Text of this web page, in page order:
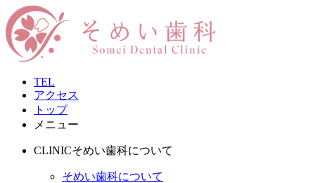
TEL
アクセス
トップ
メニュー
CLINICそめい歯科について
そめい歯科について